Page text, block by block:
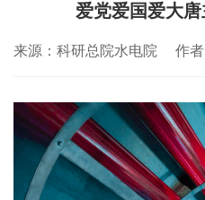
爱党爱国爱大
来源：科研总院水电院 作